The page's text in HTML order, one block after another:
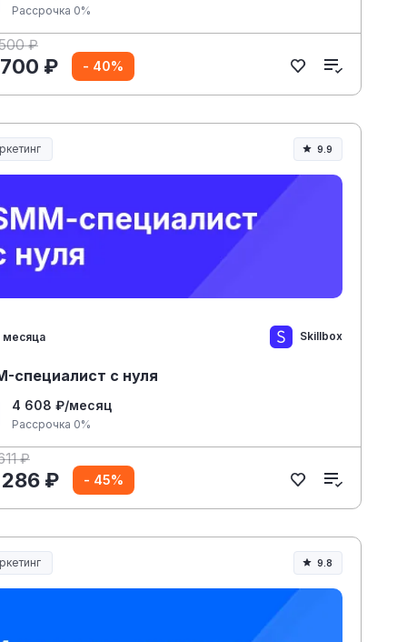
Рассрочка 0%
₽
₽ - 40%
9.9
месяца Skillbox
специалист с нуля
4 608 ₽/месяц
Рассрочка 0%
₽
₽ - 45%
9.8